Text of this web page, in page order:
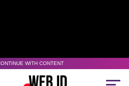
WITH CONTENT